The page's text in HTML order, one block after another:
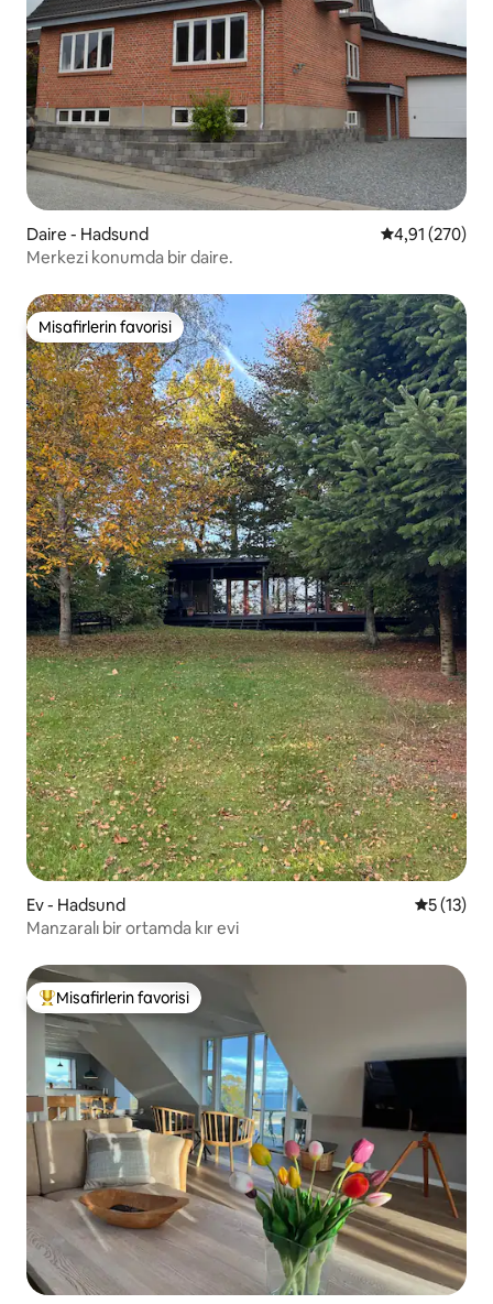
Daire - Hadsund 5 üzerinden
4,91 (270)
Merkezi konumda bir daire.
Misafirlerin favorisi
Misafirlerin favorisi
Ev - Hadsund 55 (13)
Manzaralı bir ortamda kır evi
Misafirlerin favorilerinden en beğenilenler arasında
Misafirlerin favorisi